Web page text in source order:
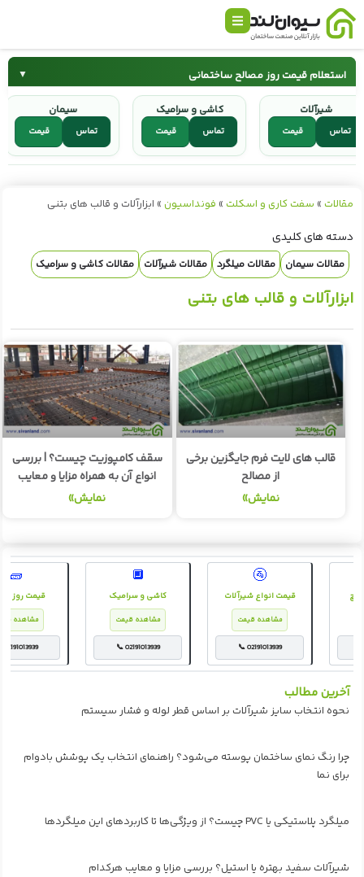
استعلام قیمت روز مصالح ساختمانی ▼
سیمان میلگرد
کاشی و سرامیک شیرآلات
سیمان
قیمت تماس
کاشی و سرامیک
قیمت تماس
شیرآلات
قیمت تماس
مقالات » سفت کاری و اسکلت » فونداسیون » ابزارآلات و قالب های بتنی
دسته های کلیدی
مقالات سیمان مقالات میلگرد مقالات شیرآلات مقالات کاشی و سرامیک
ابزارآلات و قالب های بتنی
قالب های لایت فرم جایگزین برخی
از مصالح
نمایش»
سقف کامپوزیت چیست؟ | بررسی
انواع آن به همراه مزایا و معایب
نمایش»
🧱
قیمت روز
مشاهده
🔲
کاشی و سرامیک
مشاهده قیمت
📞 02191013939
🚰
قیمت انواع شیرآلات
مشاهده قیمت
📞 02191013939
گچ
آخرین مطالب
نحوه انتخاب سایز شیرآلات بر اساس قطر لوله و فشار سیستم
چرا رنگ نمای ساختمان پوسته می‌شود؟ راهنمای انتخاب یک پوشش بادوام
برای نما
میلگرد پلاستیکی یا PVC چیست؟ از ویژگی‌ها تا کاربردهای این میلگردها
شیرآلات سفید بهتره یا استیل؟ بررسی مزایا و معایب هرکدام